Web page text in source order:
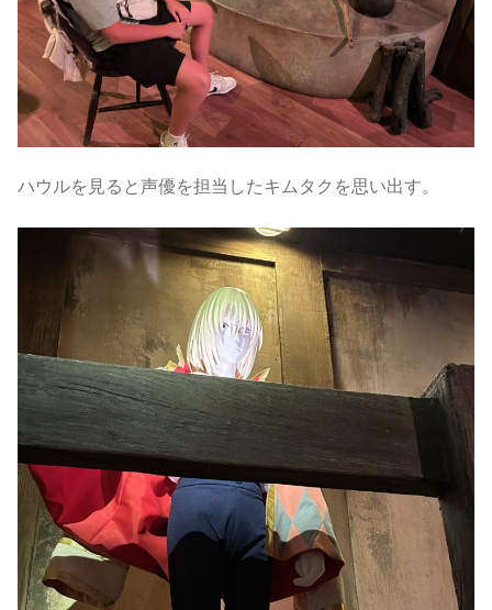
ハウルを見ると声優を担当したキムタクを思い出す。